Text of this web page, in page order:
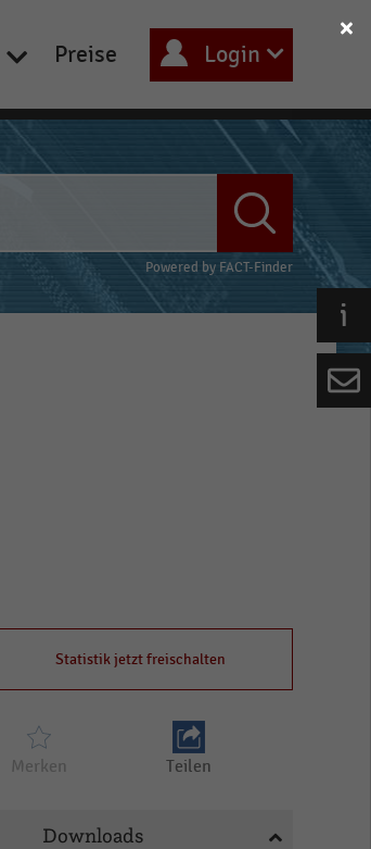
Preise Login
Powered by FACT-Finder
Statistik jetzt freischalten
Merken Teilen
Downloads